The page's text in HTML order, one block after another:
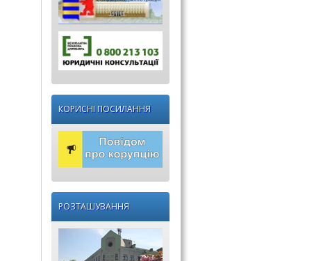
КОРИСНІ ПОСИЛАННЯ
РОЗТАШУВАННЯ